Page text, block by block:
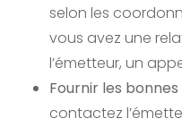
selon les
vous avez une
l’émetteur, un
Fournir les
contactez